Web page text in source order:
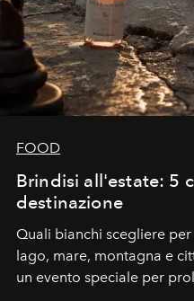
FOOD
Brindisi all'estate: 5
destinazione
Quali bianchi scegliere
lago, mare, montagna e
un evento speciale per